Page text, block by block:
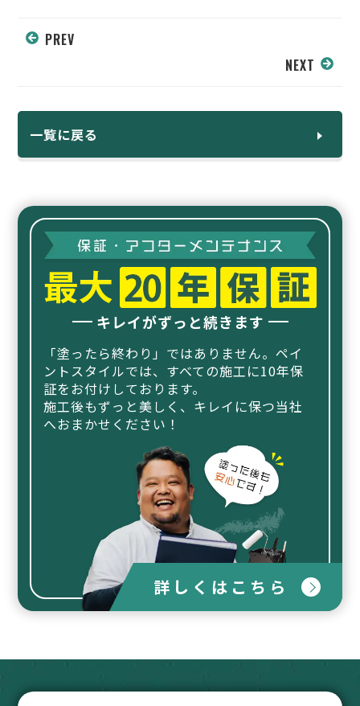
PREV
NEXT
一覧に戻る
キレイがずっと続きます
「塗ったら終わり」ではありません。ペイ
ントスタイルでは、 すべての施工に10年保
証をお付けしております。
施工後もずっと美しく、キレイに保つ当社
へおまかせください！
詳しくはこちら